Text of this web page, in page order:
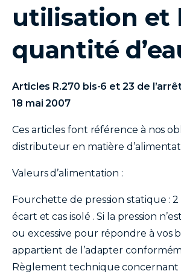
utilisation et
quantité
Articles R.270 bis-6 et 23 de
18 mai 2007
Ces articles font référence à nos
distributeur en matière
Valeurs d’alimentation :
Fourchette de pression statique : 2
écart et cas isolé . Si la pression
ou excessive pour répondre à vos
appartient de l’adapter
Règlement technique concernant